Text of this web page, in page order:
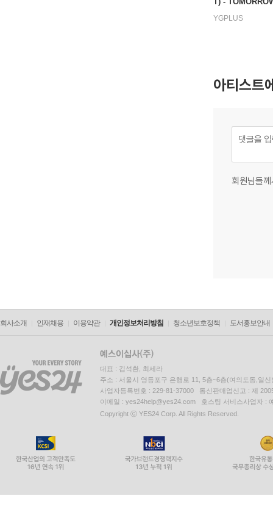
GETHER JP
YGPLUS
아티스트
회원님들
회사소개 인재채용 이용약관 개인정보처리방침 청소년보호정책 도서홍보안내
대표 : 김석환, 최세라
주소 : 서울시 영등포구 은행로 11, 5층~6층(여의도동,일신
사업자등록번호 : 229-81-37000 통신판매업신고 : 제
이메일 : yes24help@yes24.com 호스팅 서비스사업자 :
Copyright ⓒ YES24 Corp. All Rights Reserved.